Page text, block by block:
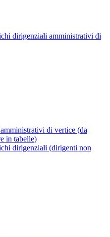
dirigenziali amministrativi di
di vertice (da
in tabelle)
dirigenziali (dirigenti non